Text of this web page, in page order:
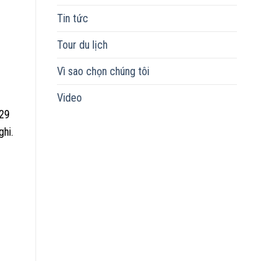
Tin tức
Tour du lịch
Vì sao chọn chúng tôi
Video